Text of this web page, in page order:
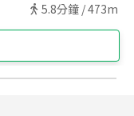
5.8分鐘 /473m